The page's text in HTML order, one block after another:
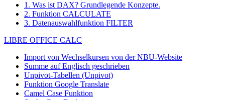
1. Was ist DAX? Grundlegende Konzepte.
2. Funktion CALCULATE
3. Datenauswahlfunktion FILTER
LIBRE OFFICE CALC
Import von Wechselkursen von der NBU-Website
Summe auf Englisch geschrieben
Unpivot-Tabellen (Unpivot)
Funktion Google Translate
Camel Case Funktion